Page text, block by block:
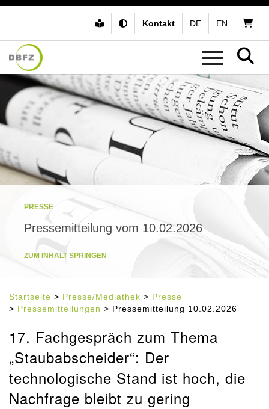
Kontakt DE EN
PRESSE
Pressemitteilung vom 10.02.2026
ZUM INHALT SPRINGEN
Startseite > Presse/Mediathek > Presse
> Pressemitteilungen > Pressemitteilung 10.02.2026
17. Fachgespräch zum Thema
„Staubabscheider“: Der
technologische Stand ist hoch, die
Nachfrage bleibt zu gering